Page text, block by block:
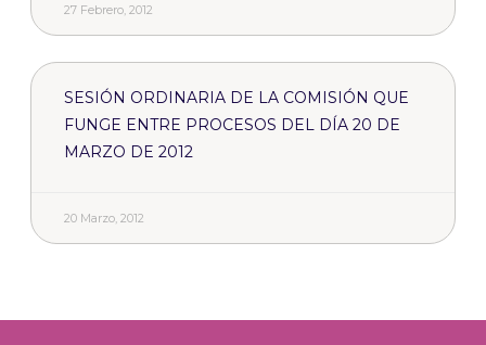
27 Febrero, 2012
SESIÓN ORDINARIA DE LA COMISIÓN QUE
FUNGE ENTRE PROCESOS DEL DÍA 20 DE
MARZO DE 2012
20 Marzo, 2012